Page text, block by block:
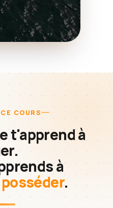
COURS
t'apprend à
à
.